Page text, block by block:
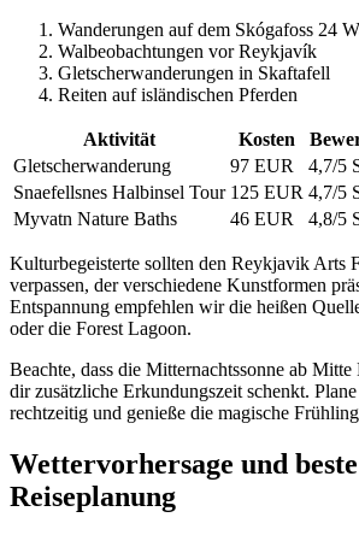
Wanderungen auf dem Skógafoss 24
Walbeobachtungen vor Reykjavík
Gletscherwanderungen in Skaftafell
Reiten auf isländischen Pferden
Aktivität Kosten
Gletscherwanderung
97 EUR
4,7/5
Snaefellsnes Halbinsel Tour 125 EUR 4,7/5
Myvatn Nature Baths
46 EUR 4,8/5
Kulturbegeisterte sollten den Reykjavik Arts
verpassen, der verschiedene Kunstformen
Entspannung empfehlen wir die heißen
oder die Forest Lagoon.
Beachte, dass die Mitternachtssonne ab
dir zusätzliche Erkundungszeit schenkt.
rechtzeitig und genieße die magische
Wettervorhersage und beste
Reiseplanung